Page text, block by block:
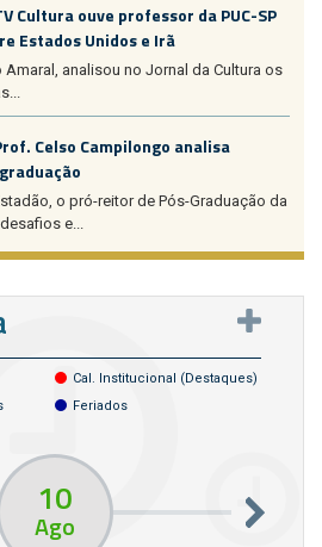
Cultura ouve professor da PUC-SP
Estados Unidos e Irã
analisou no Jornal da Cultura os
Celso Campilongo analisa
o pró-reitor de Pós-Graduação da
e...
Cal. Institucional (destaques)
Feriados
10
Ago